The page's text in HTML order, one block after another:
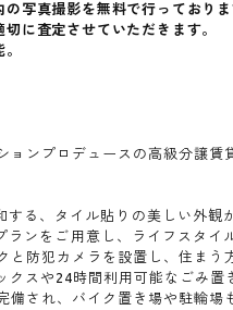
写真撮影を無料で行っておりま
に査定させていただきます。
ョンプロデュースの高級分譲賃
る、タイル貼りの美しい外観
ランをご用意し、ライフスタイ
と防犯カメラを設置し、住まう
クスや24時間利用可能なごみ置
され、バイク置き場や駐輪場